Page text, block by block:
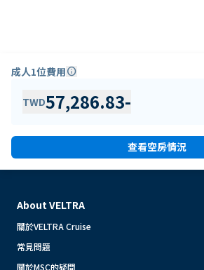
成人1位費用info
TWD57,286.83-
查看空房情況
About VELTRA
關於VELTRA Cruise
常見問題
關於MSC的疑問